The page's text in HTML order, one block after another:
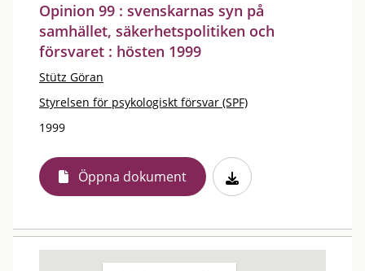
Opinion 99 : svenskarnas syn på
samhället, säkerhetspolitiken och
försvaret : hösten 1999
Stütz Göran
Styrelsen för psykologiskt försvar (SPF)
1999
Öppna dokument